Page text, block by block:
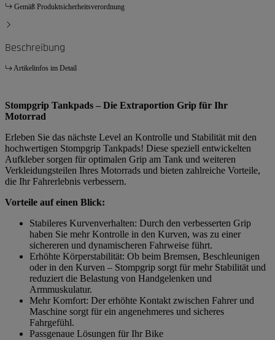
Gemäß Produktsicherheitsverordnung
Beschreibung
Artikelinfos im Detail
Stompgrip Tankpads – Die Extraportion Grip für Ihr
Motorrad
Erleben Sie das nächste Level an Kontrolle und Stabilität mit den
hochwertigen Stompgrip Tankpads! Diese speziell entwickelten
Aufkleber sorgen für optimalen Grip am Tank und weiteren
Verkleidungsteilen Ihres Motorrads und bieten zahlreiche Vorteile,
die Ihr Fahrerlebnis verbessern.
Vorteile auf einen Blick:
Stabileres Kurvenverhalten: Durch den verbesserten Grip
haben Sie mehr Kontrolle in den Kurven, was zu einer
sichereren und dynamischeren Fahrweise führt.
Erhöhte Körperstabilität: Ob beim Bremsen, Beschleunigen
oder in den Kurven – Stompgrip sorgt für mehr Stabilität und
reduziert die Belastung von Handgelenken und
Armmuskulatur.
Mehr Komfort: Der erhöhte Kontakt zwischen Fahrer und
Maschine sorgt für ein angenehmeres und sicheres
Fahrgefühl.
Passgenaue Lösungen für Ihr Bike